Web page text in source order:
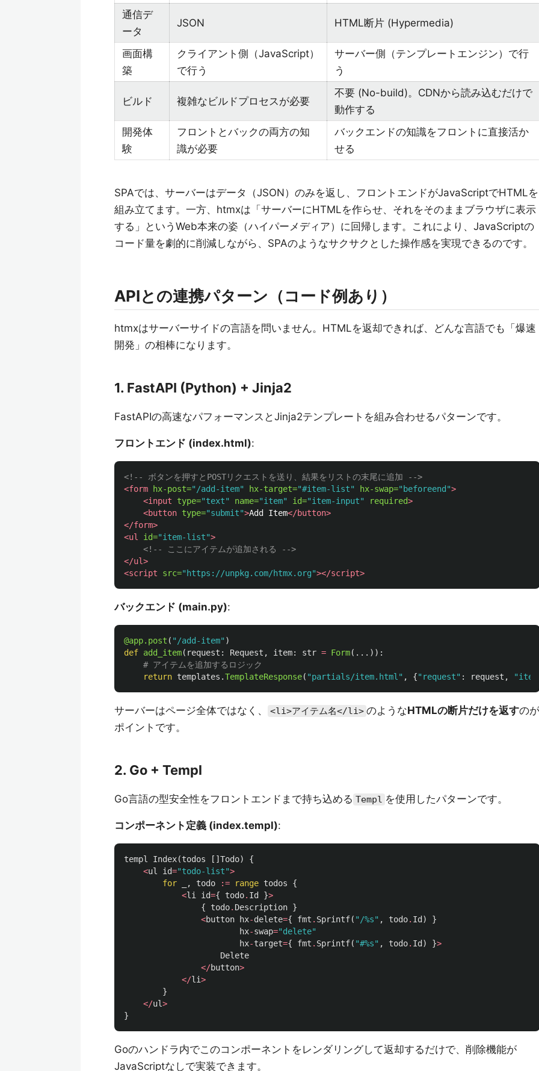
通信デ
ータ
JSON HTML断片 (Hypermedia)
画面構
築
クライアント側（JavaScript）
で行う
サーバー側（テンプレートエンジン）で行
う
ビルド 複雑なビルドプロセスが必要
不要 (No-build)。CDNから読み込むだけで
動作する
開発体
験
フロントとバックの両方の知
識が必要
バックエンドの知識をフロントに直接活か
せる
SPAでは、サーバーはデータ（JSON）のみを返し、フロントエンドがJavaScriptでHTMLを
組み立てます。一方、htmxは「サーバーにHTMLを作らせ、それをそのままブラウザに表示
する」というWeb本来の姿（ハイパーメディア）に回帰します。これにより、JavaScriptの
コード量を劇的に削減しながら、SPAのようなサクサクとした操作感を実現できるのです。
APIとの連携パターン（コード例あり）
htmxはサーバーサイドの言語を問いません。HTMLを返却できれば、どんな言語でも「爆速
開発」の相棒になります。
1. FastAPI (Python) + Jinja2
FastAPIの高速なパフォーマンスとJinja2テンプレートを組み合わせるパターンです。
フロントエンド (index.html):
<!-- ボタンを押すとPOSTリクエストを送り、結果をリストの末尾に追加 -->
<form
hx-post="/add-item" hx-target="#item-list" hx-swap="beforeend">
<input
type="text" name="item" id="item-input" required>
<button type="submit">Add Item</button>
</form>
<ul
id="item-list">
<!-- ここにアイテムが追加される -->
</ul>
<script src="https://unpkg.com/htmx.org"></script>
バックエンド (main.py):
@app.post ( " /add-item" )
def add_item( request : Request , item: str = Form(...)):
return templates .TemplateResponse( "partials/item.html " , {" request" : request , "item
サーバーはページ全体ではなく、 <li>アイテム名</li> のようなHTMLの断片だけを返すのが
ポイントです。
2. Go + Templ
Go言語の型安全性をフロントエンドまで持ち込める Templ を使用したパターンです。
コンポーネント定義 (index.templ):
templ Index(todos [] Todo)
{
<ul id="todo-list">
for
, todo := range todos
{
<li id={ todo. Id }>
{
todo. Description }
<button hx-delete={ fmt . Sprintf( "/%s" , todo. Id )
}
hx-swap="delete"
hx-target={ fmt . Sprintf( "#%s" , todo. Id ) }>
Delete
</button>
</li>
}
</ul>
}
Goのハンドラ内でこのコンポーネントをレンダリングして返却するだけで、削除機能が
JavaScriptなしで実装できます。